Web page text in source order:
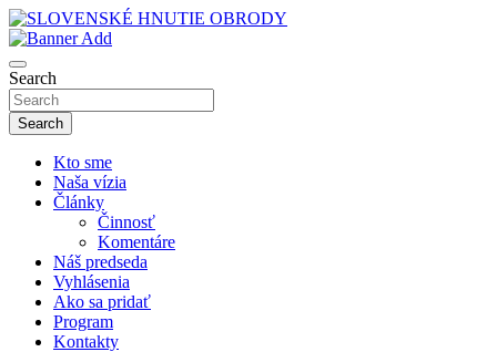
Skip
to
content
SLOVENSKÉ HNUTIE OBRODY
Search
Search
Kto sme
Naša vízia
Články
Činnosť
Komentáre
Náš predseda
Vyhlásenia
Ako sa pridať
Program
Kontakty